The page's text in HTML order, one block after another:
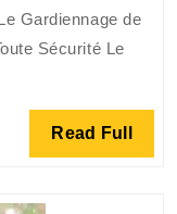
:
Optez
le
Gardiennage
Voiture
Gardiennage de
Sécurité Le
Read Full Read
Full